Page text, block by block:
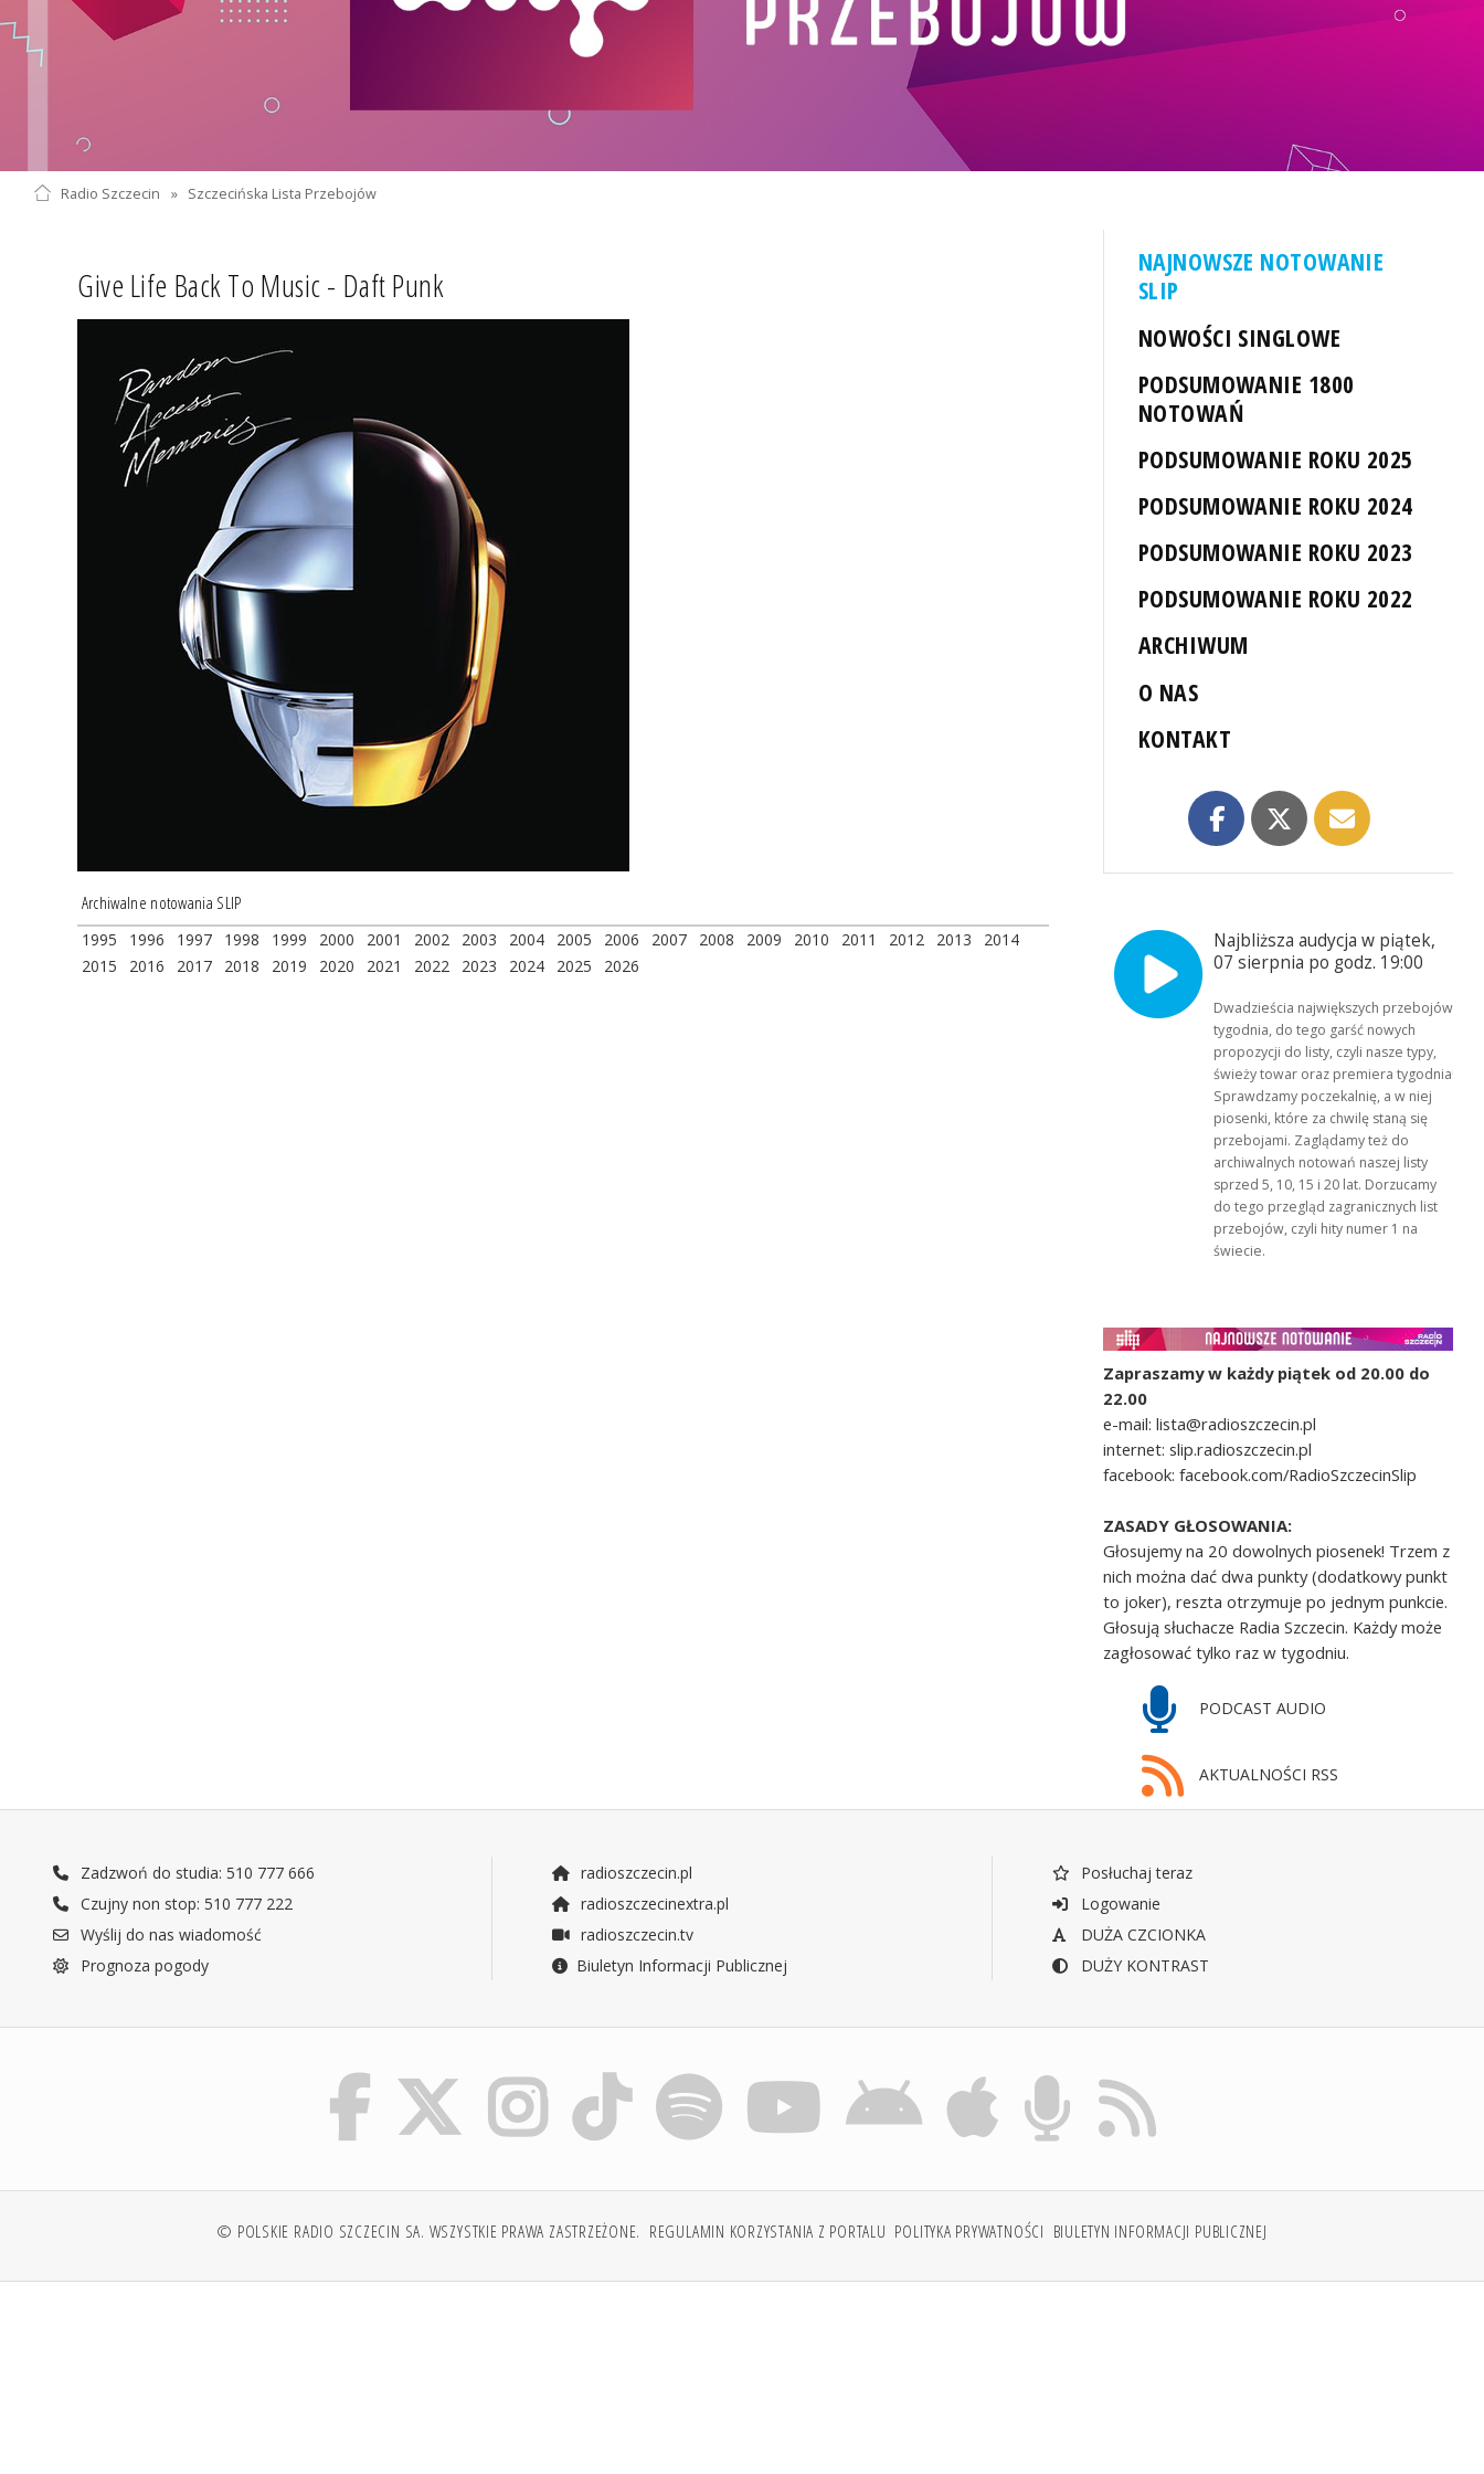
Radio Szczecin » Szczecińska Lista Przebojów
Give Life Back To Music - Daft Punk
Archiwalne notowania SLIP
1995 1996 1997 1998 1999 2000 2001 2002 2003 2004 2005 2006 2007 2008 2009 2010 2011 2012 2013
2014
2015
2016 2017 2018 2019 2020 2021 2022 2023 2024 2025 2026
NAJNOWSZE NOTOWANIE
SLIP
NOWOŚCI SINGLOWE
PODSUMOWANIE 1800
NOTOWAŃ
PODSUMOWANIE ROKU 2025
PODSUMOWANIE ROKU 2024
PODSUMOWANIE ROKU 2023
PODSUMOWANIE ROKU 2022
ARCHIWUM
O NAS
KONTAKT
Najbliższa audycja w piątek,
07 sierpnia po godz. 19:00
Dwadzieścia największych przebojów
tygodnia, do tego garść nowych
propozycji do listy, czyli nasze typy,
świeży towar oraz premiera tygodnia!
Sprawdzamy poczekalnię, a w niej
piosenki, które za chwilę staną się
przebojami. Zaglądamy też do
archiwalnych notowań naszej listy
sprzed 5, 10, 15 i 20 lat. Dorzucamy
do tego przegląd zagranicznych list
przebojów, czyli hity numer 1 na
świecie.
Zapraszamy w każdy piątek od 20.00 do
22.00
e-mail: lista@radioszczecin.pl
internet: slip.radioszczecin.pl
facebook: facebook.com/RadioSzczecinSlip
ZASADY GŁOSOWANIA:
Głosujemy na 20 dowolnych piosenek! Trzem z
nich można dać dwa punkty (dodatkowy punkt
to joker), reszta otrzymuje po jednym punkcie.
Głosują słuchacze Radia Szczecin. Każdy może
zagłosować tylko raz w tygodniu.
PODCAST AUDIO
AKTUALNOŚCI RSS
Zadzwoń do studia: 510 777 666
Czujny non stop: 510 777 222
Wyślij do nas wiadomość
Prognoza pogody
radioszczecin.pl
radioszczecinextra.pl
radioszczecin.tv
Biuletyn Informacji Publicznej
Posłuchaj teraz
Logowanie
DUŻA CZCIONKA
DUŻY KONTRAST
© POLSKIE RADIO SZCZECIN SA. WSZYSTKIE PRAWA ZASTRZEŻONE. REGULAMIN KORZYSTANIA Z PORTALU POLITYKA PRYWATNOŚCI BIULETYN INFORMACJI PUBLICZNEJ